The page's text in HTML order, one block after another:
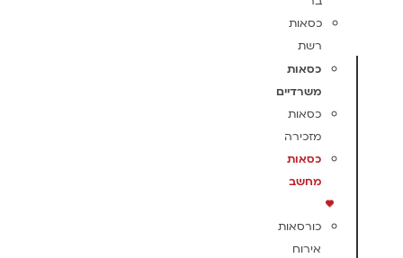
כסאות
רשת
כסאות
משרדיים
כסאות
מזכירה
כסאות
מחשב
כורסאות
אירוח